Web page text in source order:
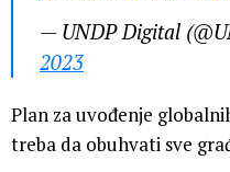
— UNDP Digital
2023
Plan za uvođenje
treba da obuhvati sve